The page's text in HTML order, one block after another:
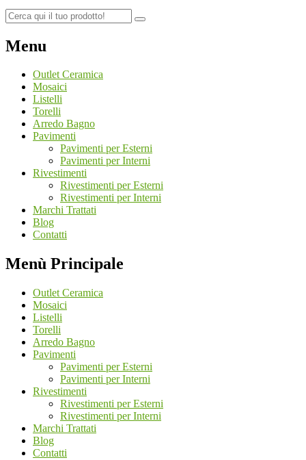
Menu
Outlet Ceramica
Mosaici
Listelli
Torelli
Arredo Bagno
Pavimenti
Pavimenti per Esterni
Pavimenti per Interni
Rivestimenti
Rivestimenti per Esterni
Rivestimenti per Interni
Marchi Trattati
Blog
Contatti
Menù Principale
Outlet Ceramica
Mosaici
Listelli
Torelli
Arredo Bagno
Pavimenti
Pavimenti per Esterni
Pavimenti per Interni
Rivestimenti
Rivestimenti per Esterni
Rivestimenti per Interni
Marchi Trattati
Blog
Contatti